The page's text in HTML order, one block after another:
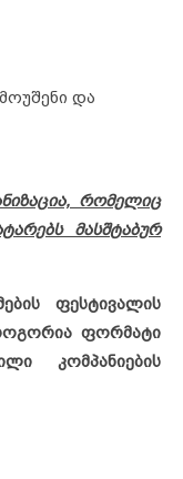
და
რომელიც
მასშტაბურ
ფესტივალის
ფორმატი
კომპანიების